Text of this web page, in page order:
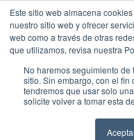
Este sitio web almacena
nuestro sitio web y ofrecer
web como a través de otras
que utilizamos, revisa nuestra
No haremos seguimiento
sitio. Sin embargo, con el fin
tendremos que usar solo
solicite volver a tomar esta